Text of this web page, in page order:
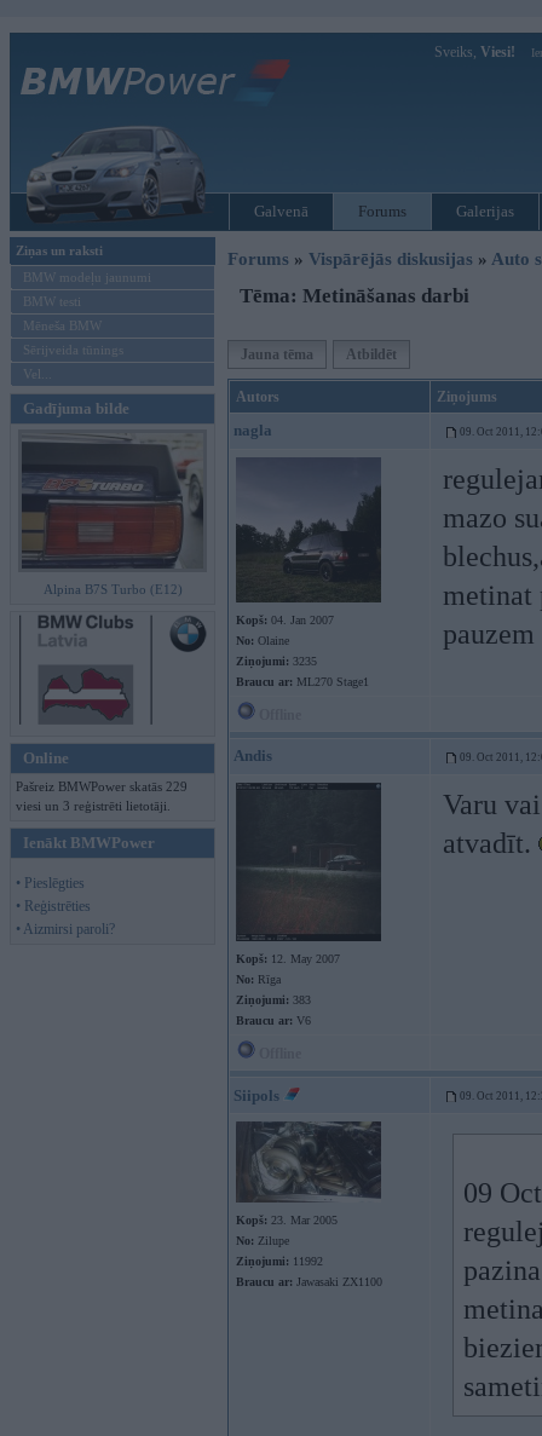
Sveiks, Viesi!
Galvenā Forums Galerijas
Ziņas un raksti
BMW modeļu jaunumi
BMW testi
Mēneša BMW
Sērijveida tūnings
Vel...
Gadījuma bilde
Alpina B7S Turbo (E12)
Online
Pašreiz BMWPower skatās 229
viesi un 3 reģistrēti lietotāji.
Ienākt BMWPower
• Pieslēgties
• Reģistrēties
• Aizmirsi paroli?
Forums » Vispārējās diskusijas » Auto
Tēma: Metināšanas darbi
Jauna tēma Atbildēt
Autors Ziņojums
nagla 09. Oct 2011,
Kopš: 04. Jan 2007
No: Olaine
Ziņojumi: 3235
Braucu ar: ML270 Stage1
mazo
metinat
Andis 09. Oct 2011,
Kopš: 12. May 2007
No: Rīga
Ziņojumi: 383
Braucu ar: V6
Varu
atvadīt.
Siipols 09. Oct 2011,
Kopš: 23. Mar 2005
No: Zilupe
Ziņojumi: 11992
Braucu ar: Jawasaki ZX1100
09